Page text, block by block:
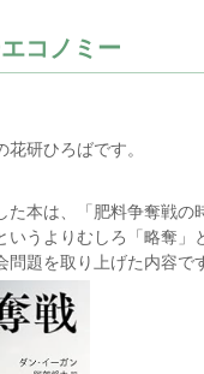
コノミー
研ひろばです。
た本は、「肥料争奪戦の
いうよりむしろ「略奪」
題を取り上げた内容で